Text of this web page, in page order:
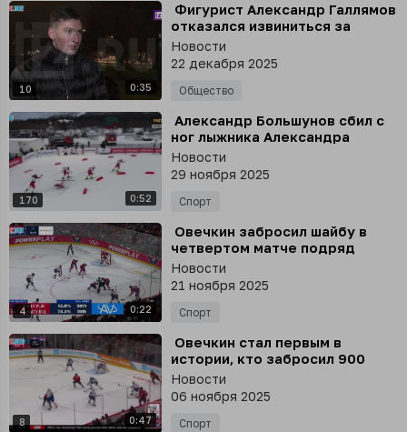
10 0:35
⁣ Фигурист Александр Галлямов
отказался извиниться за
хамство и угрозы в адрес
продюсера телеканала «78»
Новости
22 декабря 2025
Общество
170 0:52
⁣ Александр Большунов сбил с
ног лыжника Александра
Бакурова после гонки на Кубке
России
Новости
29 ноября 2025
Спорт
4 0:22
⁣ Овечкин забросил шайбу в
четвертом матче подряд
Новости
21 ноября 2025
Спорт
8 0:47
⁣ Овечкин стал первым в
истории, кто забросил 900
шайб в регулярках НХЛ, но
пока «Вашингтон» праздновал,
произошла кража
Новости
06 ноября 2025
Спорт